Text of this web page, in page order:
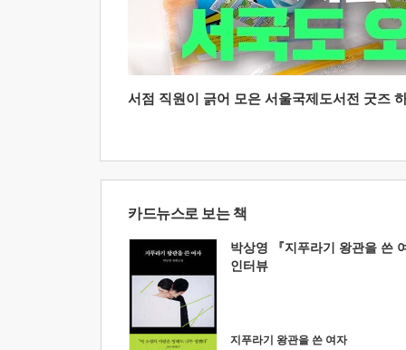
서점 직원이 긁어 모은 서울국제도서전 굿즈
카드뉴스로 보는 책
박상영 『지푸라기 왕관을 쓴
인터뷰
지푸라기 왕관을 쓴 여자